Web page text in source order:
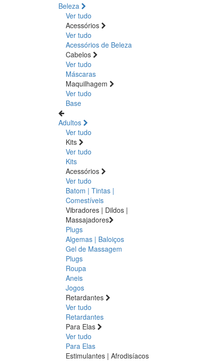
Beleza
Ver tudo
Acessórios
Ver tudo
Acessórios de Beleza
Cabelos
Ver tudo
Máscaras
Maquilhagem
Ver tudo
Base
Adultos
Ver tudo
Kits
Ver tudo
Kits
Acessórios
Ver tudo
Batom | Tintas |
Comestíveis
Vibradores | Dildos |
Massajadores
Plugs
Algemas | Baloiços
Gel de Massagem
Plugs
Roupa
Aneis
Jogos
Retardantes
Ver tudo
Retardantes
Para Elas
Ver tudo
Para Elas
Estimulantes | Afrodisíacos